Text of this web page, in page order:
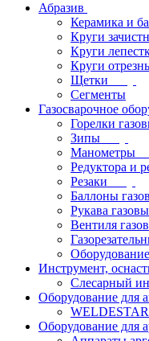
Абразив
Керамика и
Круги
Круги
Круги
Щетки
Сегменты
Газосварочное
Горелки
Зипы
Манометры
Редуктора и
Резаки
Баллоны
Рукава
Вентиля
Инструмент,
Слесарный
Оборудование для
Оборудование для